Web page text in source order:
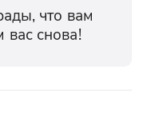
магалам,
что вам
вас снова!